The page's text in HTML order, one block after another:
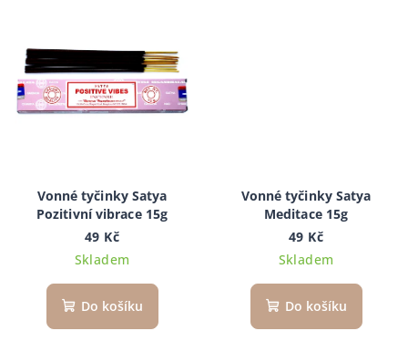
Vonné tyčinky Satya
Pozitivní vibrace 15g
49 Kč
Skladem
Do košíku
Vonné tyčinky Satya
Meditace 15g
49 Kč
Skladem
Do košíku